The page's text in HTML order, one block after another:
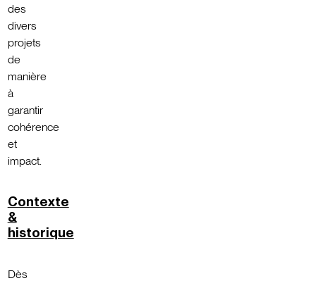
Contexte
&
historique
Dès
des
divers
projets
de
manière
à
garantir
cohérence
et
impact.